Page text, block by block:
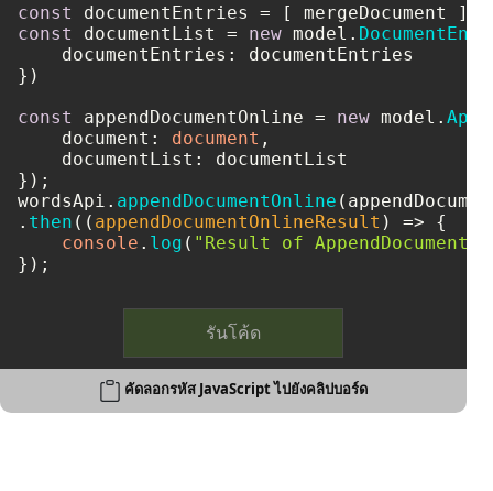
const
const
documentList = new model.
documentEntries : documentEntries
})
const
appendDocumentOnline = new model.
document : document ,
documentList : documentList
});
wordsApi. appendDocumentOnline
. then ( ( appendDocumentOnlineResult ) => {
console . log ( "Result of
รันโค้ด
คัดลอกรหัส JavaScript ไปยังคลิปบอร์ด